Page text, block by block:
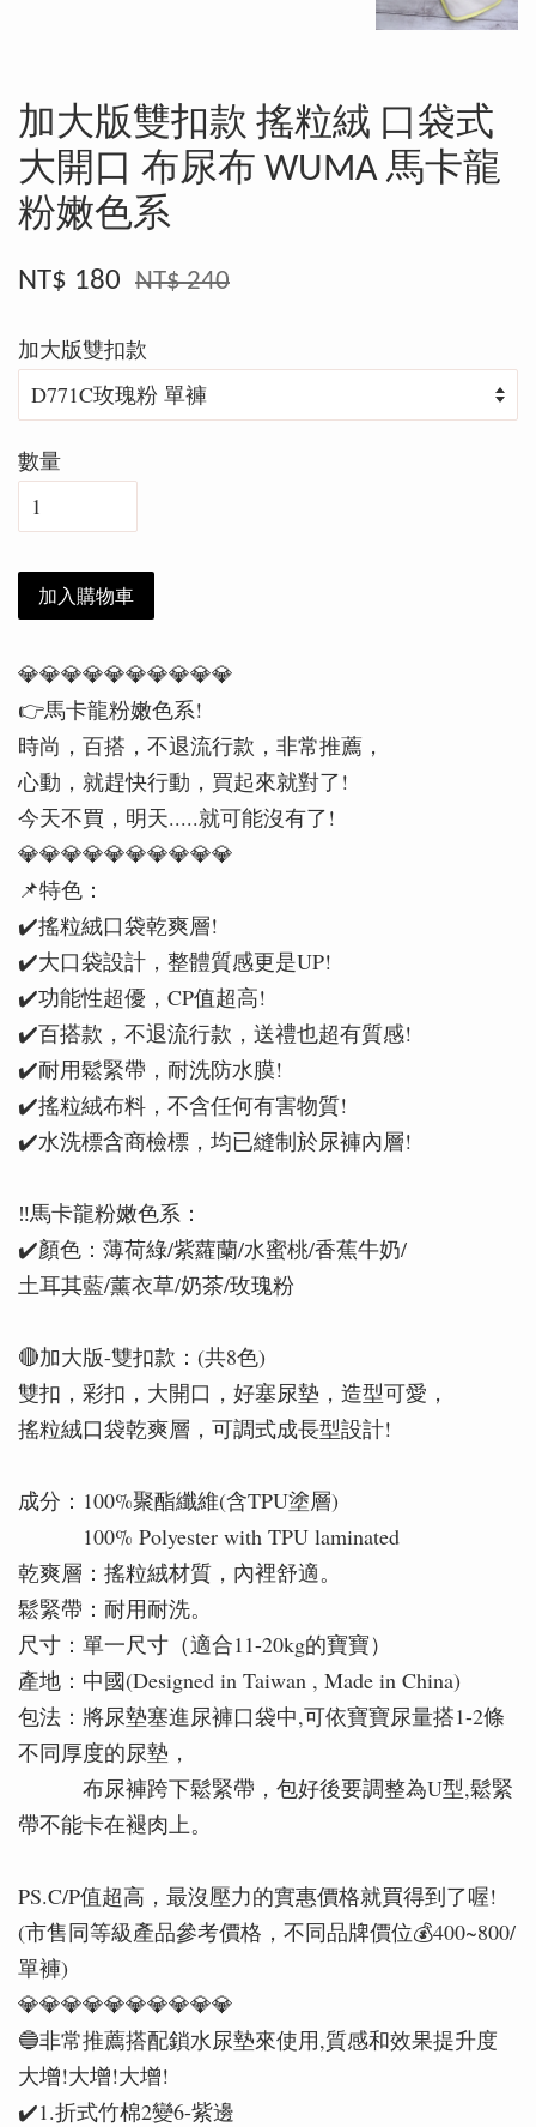
加大版雙扣款 搖粒絨 口袋式
大開口 布尿布 WUMA 馬卡龍
粉嫩色系
NT$ 180 NT$ 240
加大版雙扣款
數量
加入購物車
💎💎💎💎💎💎💎💎💎💎
👉️馬卡龍粉嫩色系!
時尚，百搭，不退流行款，非常推薦，
心動，就趕快行動，買起來就對了!
今天不買，明天.....就可能沒有了!
💎💎💎💎💎💎💎💎💎💎
📌特色：
✔️搖粒絨口袋乾爽層!
✔️大口袋設計，整體質感更是UP!
✔️功能性超優，CP值超高!
✔️百搭款，不退流行款，送禮也超有質感!
✔️耐用鬆緊帶，耐洗防水膜!
✔️搖粒絨布料，不含任何有害物質!
✔️水洗標含商檢標，均已縫制於尿褲內層!
‼️馬卡龍粉嫩色系：
✔️顏色：薄荷綠/紫蘿蘭/水蜜桃/香蕉牛奶/
土耳其藍/薰衣草/奶茶/玫瑰粉
🔴加大版-雙扣款：(共8色)
雙扣，彩扣，大開口，好塞尿墊，造型可愛，
搖粒絨口袋乾爽層，可調式成長型設計!
成分：100%聚酯纖維(含TPU塗層)
100% Polyester with TPU laminated
乾爽層：搖粒絨材質，內裡舒適。
鬆緊帶：耐用耐洗。
尺寸：單一尺寸（適合11-20kg的寶寶）
產地：中國(Designed in Taiwan , Made in China)
包法：將尿墊塞進尿褲口袋中,可依寶寶尿量搭1-2條
不同厚度的尿墊，
布尿褲跨下鬆緊帶，包好後要調整為U型,鬆緊
帶不能卡在褪肉上。
PS.C/P值超高，最沒壓力的實惠價格就買得到了喔!
(市售同等級產品參考價格，不同品牌價位💰️400~800/
單褲)
💎💎💎💎💎💎💎💎💎💎
🔵非常推薦搭配鎖水尿墊來使用,質感和效果提升度
大增!大增!大增!
✔️1.折式竹棉2變6-紫邊